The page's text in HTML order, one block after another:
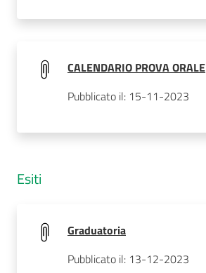
CALENDARIO PROVA ORALE
Pubblicato il: 15-11-2023
Esiti
Graduatoria
Pubblicato il: 13-12-2023